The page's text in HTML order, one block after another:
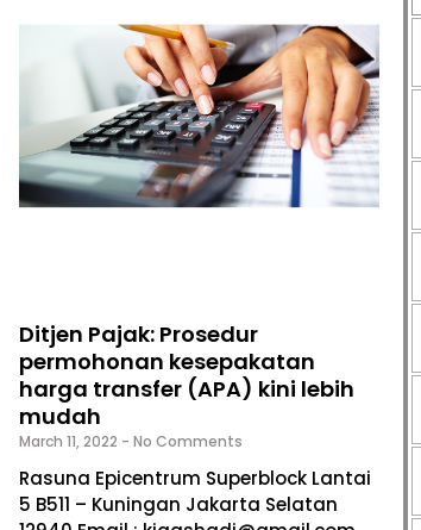
Ditjen Pajak: Prosedur
permohonan kesepakatan
harga transfer (APA) kini lebih
mudah
March 11, 2022 No Comments
Rasuna Epicentrum Superblock Lantai
5 B511 – Kuningan Jakarta Selatan